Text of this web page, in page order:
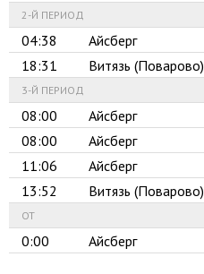
2-Й ПЕРИОД
04:38 Айсберг
18:31
Витязь (Поварово)
3-Й ПЕРИОД
08:00 Айсберг
08:00
Айсберг
11:06
Айсберг
13:52
Витязь (Поварово)
OT
0:00 Айсберг